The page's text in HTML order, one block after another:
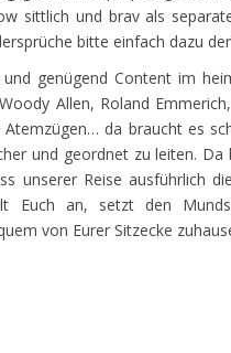
sittlich und brav als
bitte einfach dazu
genügend Content im
Allen, Roland
da braucht es
und geordnet zu leiten.
unserer Reise ausführlich
Euch an, setzt den
von Eurer Sitzecke